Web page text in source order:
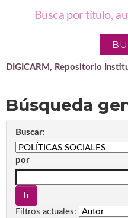
DIGICARM, Repositorio
Búsqueda
Buscar:
por
Filtros actuales: